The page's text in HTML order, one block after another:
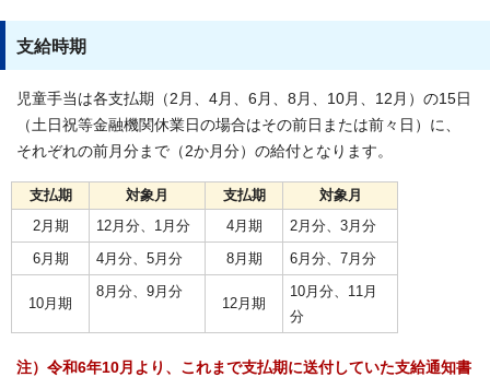
支給時期
児童手当は各支払期（2月、4月、6月、8月、10月、12月）の15日
（土日祝等金融機関休業日の場合はその前日または前々日）に、
それぞれの前月分まで（2か月分）の給付となります。
支払期 対象月 支払期
対象月
2月期
12月分、1月分 4月期
2月分、3月分
6月期
4月分、5月分 8月期 6月分、7月分
10月期
8月分、9月分
12月期
10月分、11月
分
注）令和6年10月より、これまで支払期に送付していた支給通知書